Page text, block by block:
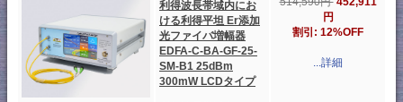
利得波長帯域内にお
ける利得平坦 Er添加
光ファイバ増幅器
EDFA-C-BA-GF-25-
SM-B1 25dBm
300mW LCDタイプ
円
割引: 12%OFF
...詳細